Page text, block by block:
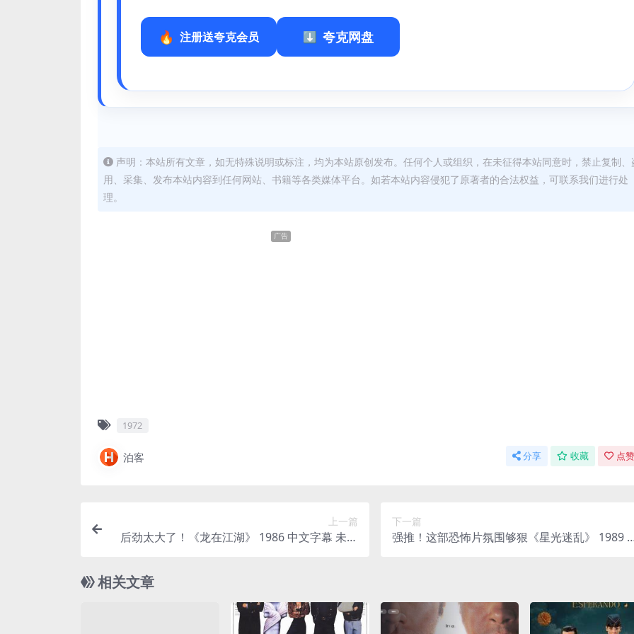
注册送夸克会员 夸克网盘
声明：本站所有文章，如无特殊说明或标注，均为本站原创发布。任何个人或组织，在未征得本站同意时，禁止复制、
用、采集、发布本站内容到任何网站、书籍等各类媒体平台。如若本站内容侵犯了原著者的合法权益，可联系我们进行处
理。
广告
1972
泊客 分享 收藏 点
上一篇
后劲太大了！《龙在江湖》 1986 中文字幕 未删
下一篇
强推！这部恐怖片氛围够狠《星光迷乱》 1989 1
相关文章